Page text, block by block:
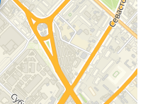
воды: Нет